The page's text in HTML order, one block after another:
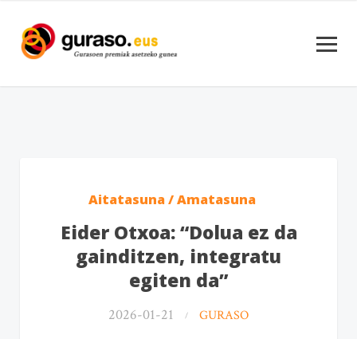
Aitatasuna / Amatasuna
Eider Otxoa: “Dolua ez da
gainditzen, integratu
egiten da”
2026-01-21 GURASO